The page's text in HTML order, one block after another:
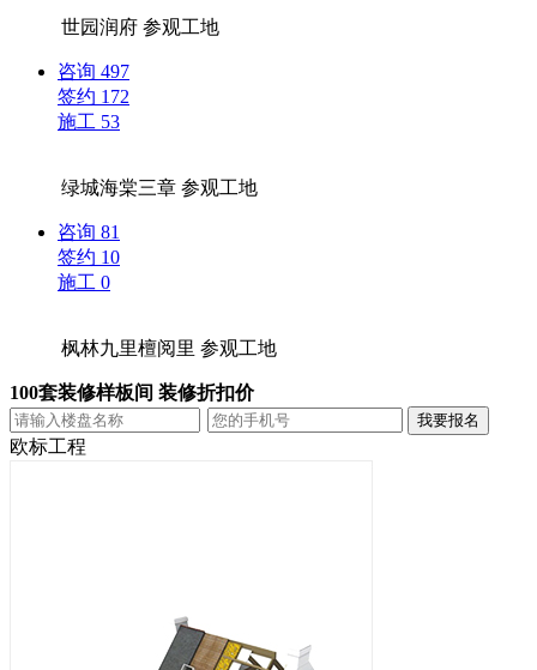
世园润府参观工地
咨询 497
签约 172
施工 53
绿城海棠三章参观工地
咨询 81
签约 10
施工 0
枫林九里檀阅里参观工地
100套装修样板间 装修折扣价
欧标工程